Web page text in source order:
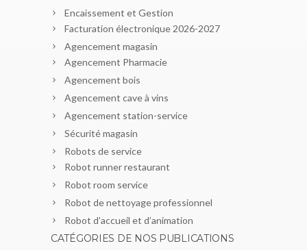
Encaissement et Gestion
Facturation électronique 2026-2027
Agencement magasin
Agencement Pharmacie
Agencement bois
Agencement cave à vins
Agencement station-service
Sécurité magasin
Robots de service
Robot runner restaurant
Robot room service
Robot de nettoyage professionnel
Robot d’accueil et d’animation
CATÉGORIES DE NOS PUBLICATIONS